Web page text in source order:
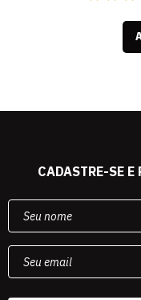
CADASTRE-SE E